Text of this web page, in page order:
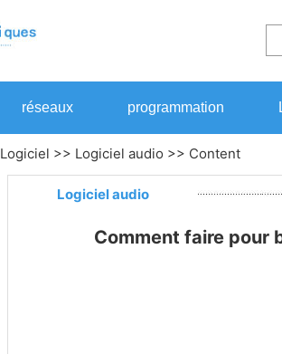
réseaux programmation
Logiciel >> Logiciel audio >> Content
Logiciel audio
Comment faire pour